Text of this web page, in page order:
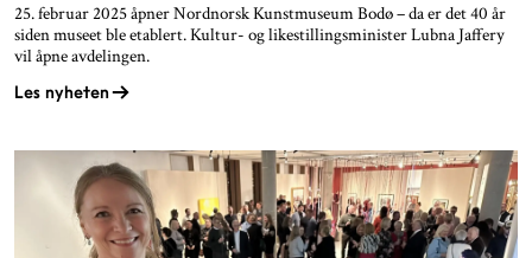
25. februar 2025 åpner Nordnorsk Kunstmuseum Bodø – da er det 40 år
siden museet ble etablert. Kultur- og likestillingsminister Lubna Jaffery
vil åpne avdelingen.
Les nyheten